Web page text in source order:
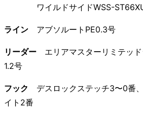
ワイルドサイドWSS-
ライン アブソルートPE0.3号
リーダー エリアマスターリミテッ
1.2号
フック デスロックステッチ3〜0番
イト2番